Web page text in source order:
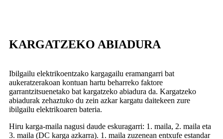
KARGATZEKO ABIADURA
Ibilgailu elektrikoentzako kargagailu eramangarri bat
aukeratzerakoan kontuan hartu beharreko faktore
garrantzitsuenetako bat kargatzeko abiadura da. Kargatzeko
abiadurak zehaztuko du zein azkar kargatu daitekeen zure
ibilgailu elektrikoaren bateria.
Hiru karga-maila nagusi daude eskuragarri: 1. maila, 2. maila eta
3. maila (DC karga azkarra). 1. maila zuzenean entxufe estandar